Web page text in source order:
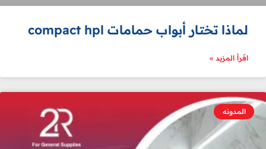
لماذا تختار أبواب حمامات compact hpl
اقرأ المزيد »
المدونه